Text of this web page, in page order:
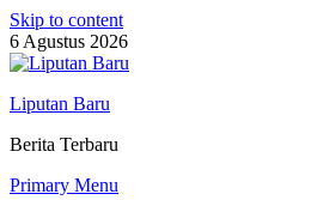
Skip to content
6 Agustus 2026
Liputan Baru
Berita Terbaru
Primary Menu